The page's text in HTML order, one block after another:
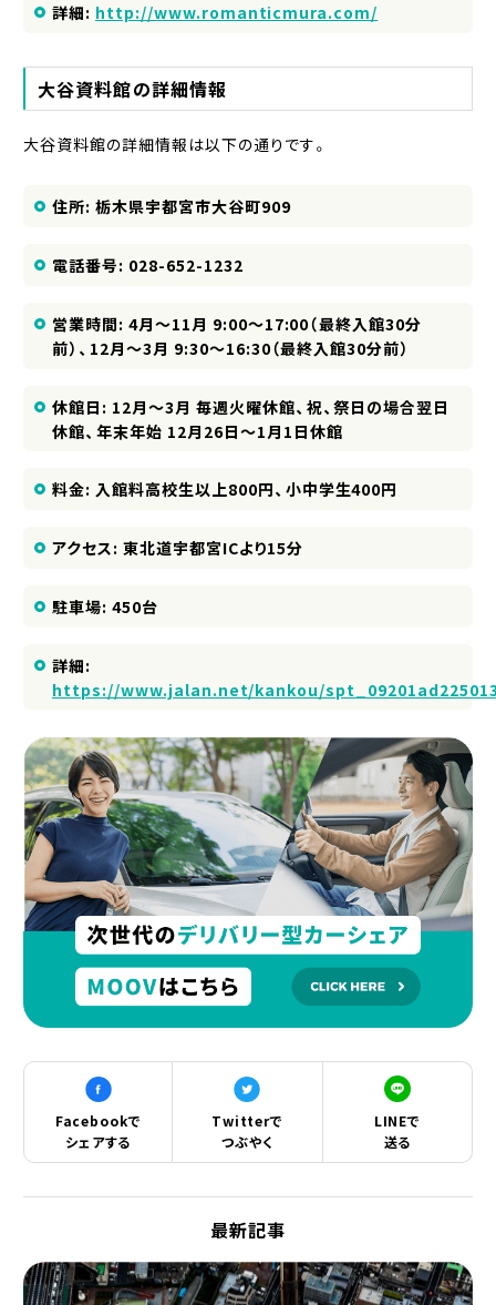
詳細: http://www.romanticmura.com/
大谷資料館の詳細情報
大谷資料館の詳細情報は以下の通りです。
住所: 栃木県宇都宮市大谷町909
電話番号: 028-652-1232
営業時間: 4月～11月 9:00～17:00（最終入館30分
前）、12月～3月 9:30～16:30（最終入館30分前）
休館日: 12月～3月 毎週火曜休館、祝、祭日の場合翌日
休館、年末年始 12月26日～1月1日休館
料金: 入館料高校生以上800円、小中学生400円
アクセス: 東北道宇都宮ICより15分
駐車場: 450台
詳細:
https://www.jalan.net/kankou/
Facebookで
シェアする
Twitterで
つぶやく
LINEで
送る
最新記事